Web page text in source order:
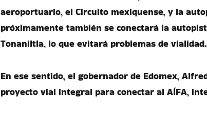
aeroportuario, el Circuito mexiquense, y la
próximamente también se conectará la
Tonaniltla, lo que evitará problemas de vialidad.
En ese sentido, el gobernador de Edomex,
proyecto vial integral para conectar al AÍFA,